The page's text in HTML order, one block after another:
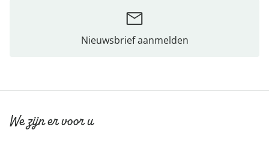
Nieuwsbrief aanmelden
We zijn er voor u